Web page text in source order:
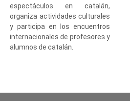
espectáculos en catalán,
organiza actividades culturales
y participa en los encuentros
internacionales de profesores y
alumnos de catalán.